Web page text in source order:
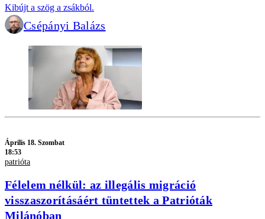
Kibújt a szög a zsákból.
Csépányi Balázs
Április 18. Szombat
18:53
patrióta
Félelem nélkül: az illegális migráció
visszaszorításáért tüntettek a Patrióták
Milánóban